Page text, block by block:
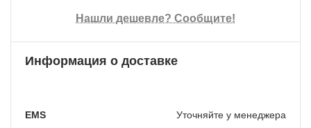
Нашли дешевле? Сообщите!
Информация о доставке
EMS Уточняйте у менеджера